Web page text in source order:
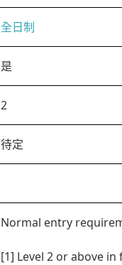
全日制
是
2
待定
Normal entry
[1] Level 2 or above in